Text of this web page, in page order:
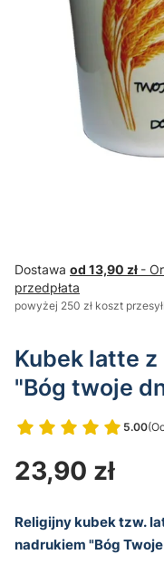
Dostawa od 13,90 zł -
przedpłata
powyżej 250 zł koszt
Kubek latte
"Bóg twoje
5.00
Cena
23,90 zł
Religijny kubek tzw.
nadrukiem "Bóg